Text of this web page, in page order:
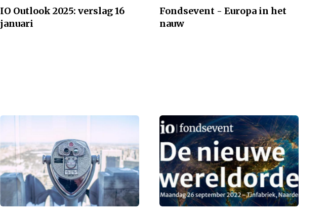
IO Outlook 2025: verslag 16
januari
Fondsevent - Europa in het
nauw